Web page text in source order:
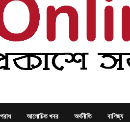
আলোচিত খবর অর্থনীতি বাণিজ্য